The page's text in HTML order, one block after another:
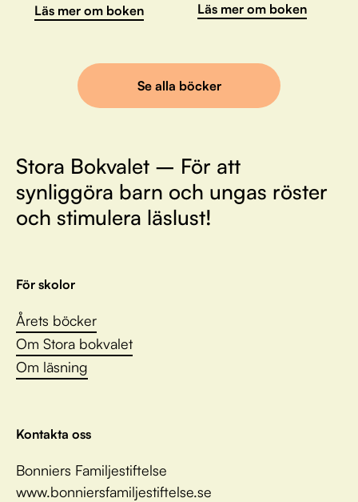
Läs mer om boken Läs mer om boken
Se alla böcker
Stora Bokvalet – För att
synliggöra barn och ungas röster
och stimulera läslust!
För skolor
Årets böcker
Om Stora bokvalet
Om läsning
Kontakta oss
Bonniers Familjestiftelse
www.bonniersfamiljestiftelse.se